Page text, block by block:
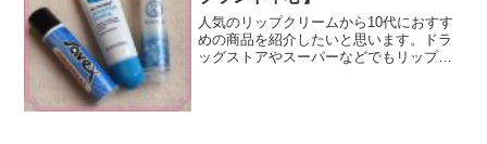
人気のリップクリームから10代におすす
めの商品を紹介したいと思います。ドラ
ッグストアやスーパーなどでもリップっ